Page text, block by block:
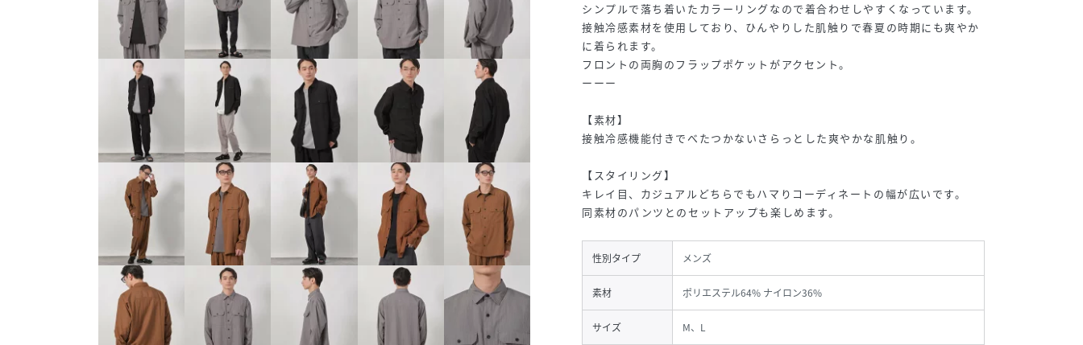
シンプルで落ち着いたカラーリングなので着合わせしやすくなっています。
接触冷感素材を使用しており、ひんやりした肌触りで春夏の時期にも爽やか
に着られます。
フロントの両胸のフラップポケットがアクセント。
ーーー
【素材】
接触冷感機能付きでべたつかないさらっとした爽やかな肌触り。
【スタイリング】
キレイ目、カジュアルどちらでもハマりコーディネートの幅が広いです。
同素材のパンツとのセットアップも楽しめます。
性別タイプ メンズ
素材 ポリエステル64% ナイロン36%
サイズ M、L